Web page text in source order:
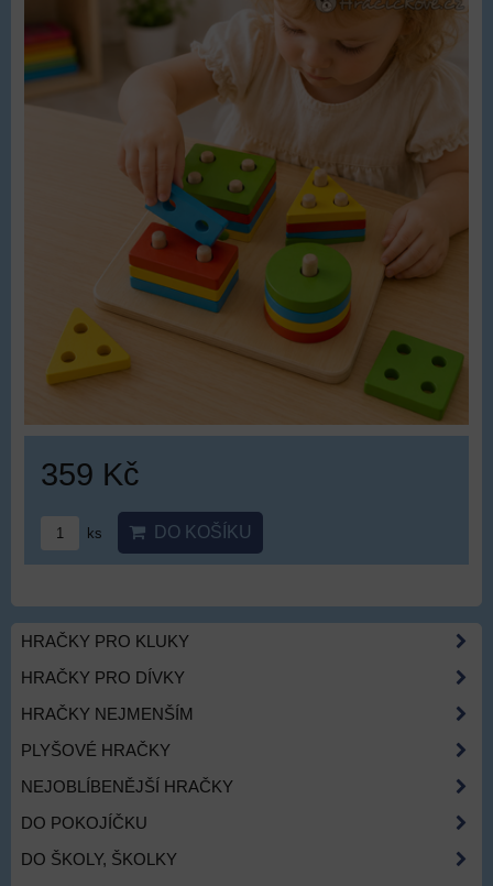
359 Kč
ks DO KOŠÍKU
HRAČKY PRO KLUKY
HRAČKY PRO DÍVKY
HRAČKY NEJMENŠÍM
PLYŠOVÉ HRAČKY
NEJOBLÍBENĚJŠÍ HRAČKY
DO POKOJÍČKU
DO ŠKOLY, ŠKOLKY